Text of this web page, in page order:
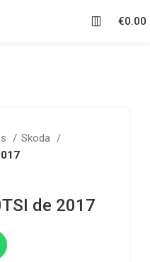
€0.00
Skoda
de 2017